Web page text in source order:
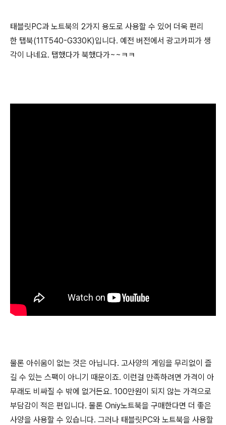
태블릿PC과 노트북의 2가지 용도로 사용할 수 있어 더욱 편리
한 탭북(11T540-G330K)입니다. 예전 버전에서 광고카피가 생
각이 나네요. 탭했다가 북했다가~~ㅋㅋ
물론 아쉬움이 없는 것은 아닙니다. 고사양의 게임을 무리없이 즐
길 수 있는 스팩이 아니기 때문이죠. 이런걸 만족하려면 가격이 아
무래도 비싸질 수 밖에 없거든요. 100만원이 되지 않는 가격으로
부담감이 적은 편입니다. 물론 Oniy노트북을 구매한다면 더 좋은
사양을 사용할 수 있습니다. 그러나 태블릿PC와 노트북을 사용할